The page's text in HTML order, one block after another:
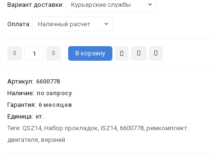
Вариант доставки:
Оплата:
Артикул: 6600778
Наличие: по запросу
Гарантия: 6 месяцев
Единица: кт.
Теги: QSZ14, Набор прокладок, ISZ14, 6600778, ремкомплект
двигателя, верхний